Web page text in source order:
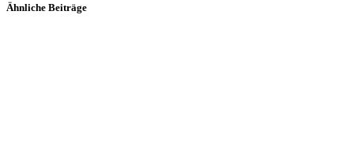
Ähnliche Beiträge